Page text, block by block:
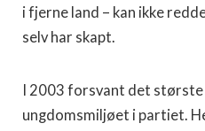
i fjerne land – kan ikke
selv har skapt.
I 2003 forsvant det
ungdomsmiljøet i partiet.